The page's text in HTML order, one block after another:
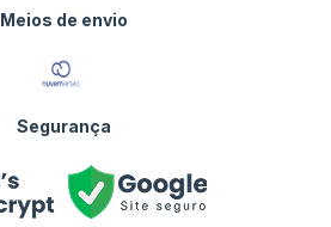
Meios de envio
Segurança